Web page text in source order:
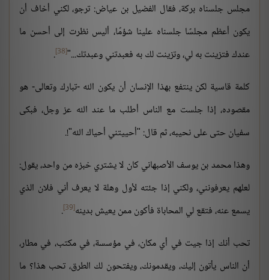
مجلس جلسناه بركة، فقال الفضيل بن عياض: ترجو، لكني أخاف أن
يكون أعظم مجلسًا جلسناه علينا شؤمًا، أليس نظرت إلى أحسن ما
عندك فتزينت به لي، وتزينت لك به فعبدتني وعبدتك..."[38]
.
كلمة قاسية لكن ينتفع بهذا الإنسان أن يكون الله -تبارك وتعالى- هو
مقصوده، إذا جلست مع الناس أطلب ما عند الله عز وجل، فبكى
سفيان حتى على نحيبه، ثم قال: "أحييتني أحياك الله"!.
وهذا محمد بن يوسف الأصبهاني كان لا يشتري خبزه من واحد، يقول:
لعلهم يعرفونني، ولكني إذا جئته لأول وهلة لا يعرف أني فلان الذي
يسمع عنه، فتقع لي المحاباة فأكون ممن يعيش بدينه[39]
.
تحب أنك إذا جيت في أي مكان، في مؤسسة، في مكتب، في مطار،
أن الناس يأتون إليك، ويقدمونك، ويفتحون لك الطرق، تحب هذا؟ ما